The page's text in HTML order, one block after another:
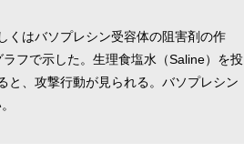
くはバソプレシン受容体の阻害剤の作
フで示した。生理食塩水（Saline）を投
と、攻撃行動が見られる。バソプレシン